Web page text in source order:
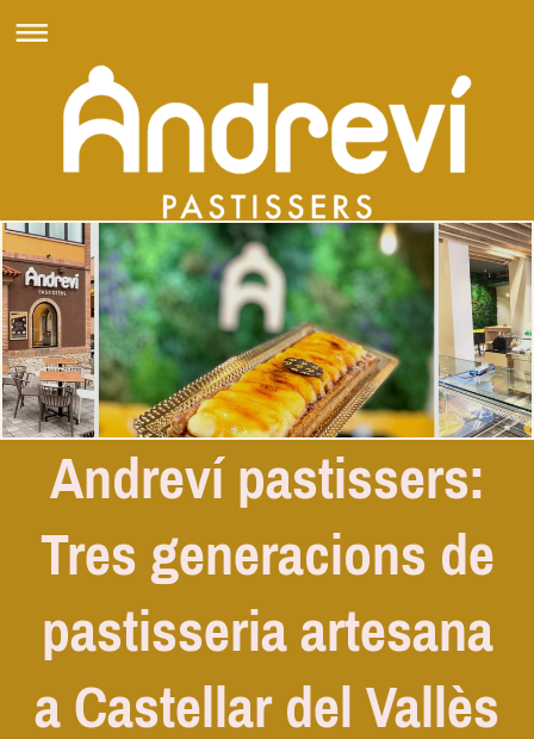
Andreví pastissers:
Tres generacions de
pastisseria artesana
a Castellar del Vallès